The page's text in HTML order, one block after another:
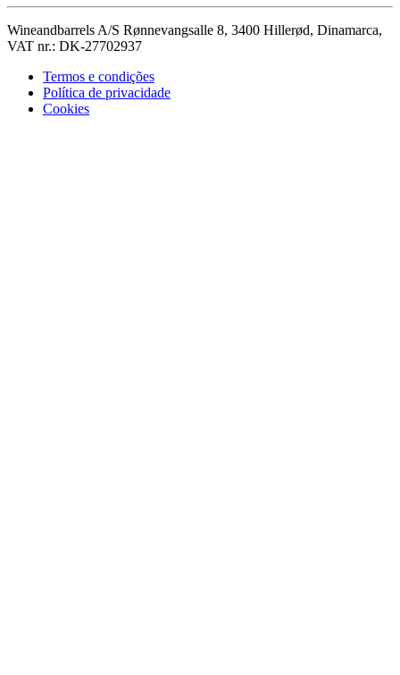
Wineandbarrels A/S Rønnevangsalle 8, 3400 Hillerød, Dinamarca,
VAT nr.: DK-27702937
Termos e condições
Política de privacidade
Cookies